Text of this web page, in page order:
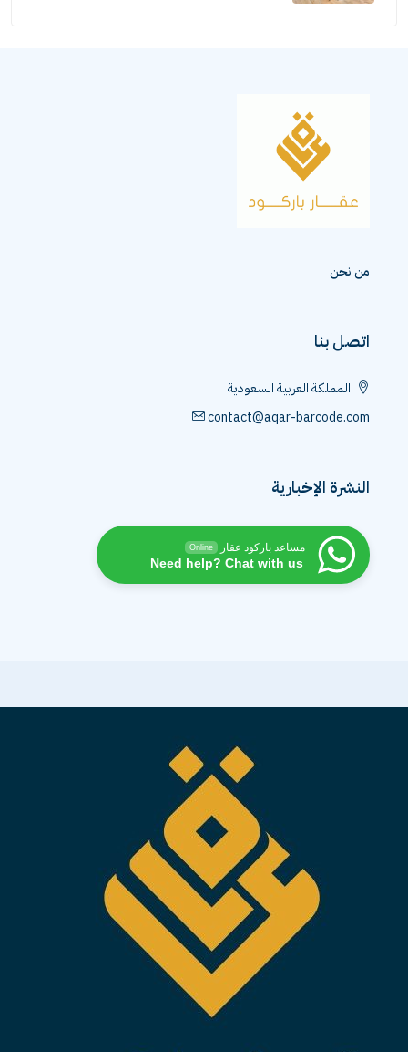
من نحن
اتصل بنا
المملكة العربية السعودية
contact@aqar-barcode.com
النشرة الإخبارية
مساعد باركود عقار Online
Need help? Chat with us